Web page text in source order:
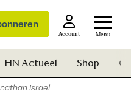
Account Menu
HN Actueel Shop
Israel